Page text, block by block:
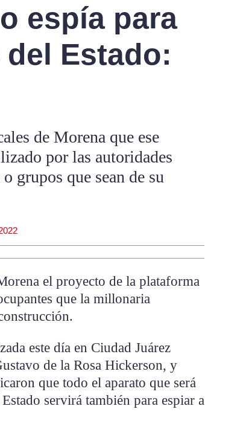
espía para
Estado:
de Morena que ese
por las autoridades
grupos que sean de su
el proyecto de la plataforma
que la millonaria
este día en Ciudad Juárez
de la Rosa Hickerson, y
que todo el aparato que será
servirá también para espiar a